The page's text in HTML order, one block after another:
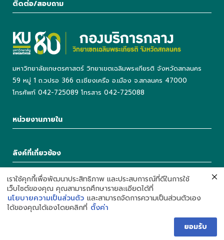
ติดต่อ/สอบถาม
มหาวิทยาลัยเกษตรศาสตร์ วิทยาเขตเฉลิมพระเกียรติ จังหวัดสกลนคร
59 หมู่ 1 ถ.วปรอ 366 ต.เชียงเครือ อ.เมือง จ.สกลนคร 47000
โทรศัพท์ 042-725089 โทรสาร 042-725088
หน่วยงานภายใน
ลิงค์ที่เกี่ยวข้อง
Development by Department of Information Technology,
Kasetsart University Chalermphrakiat Sakonnakhon Province
เราใช้คุกกี้เพื่อพัฒนาประสิทธิภาพ และประสบการณ์ที่ดีในการใช้
เว็บไซต์ของคุณ คุณสามารถศึกษารายละเอียดได้ที่
นโยบายความเป็นส่วนตัว และสามารถจัดการความเป็นส่วนตัวเอง
ได้ของคุณได้เองโดยคลิกที่ ตั้งค่า
ยอมรับ